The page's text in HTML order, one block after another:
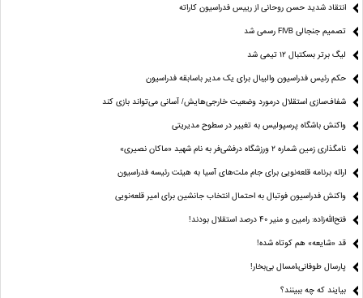
انتقاد شدید حسن روحانی از رییس فدراسیون کاراته
تصمیم جنجالی FIVB رسمی شد
لیگ برتر بسکتبال ۱۲ تیمی شد
حکم رئیس فدراسیون والیبال برای یک مدیر باسابقه فدراسیون
شفاف‌سازی استقلال درمورد وضعیت خارجی‌هایش/ آسانی می‌تواند بازی کند
واکنش باشگاه پرسپولیس به تغییر در سطوح مدیریتی
نامگذاری زمین شماره ۲ ورزشگاه درفشی‌فر به نام شهید «ماکان نصیری»
ارائه برنامه‌ قلعه‌نویی برای جام ملت‌های آسیا به هیئت رئیسه فدراسیون
واکنش فدراسیون فوتبال به احتمال انتخاب جانشین برای امیر قلعه‌نویی
فتح‌الله‌زاده: رامین و منیر 40 درصد استقلال بودند!
قد «شایعه» هم کوتاه شده!
پارسال طوفانی،امسال بی‌بخار!
بیایند که چه ببینند؟